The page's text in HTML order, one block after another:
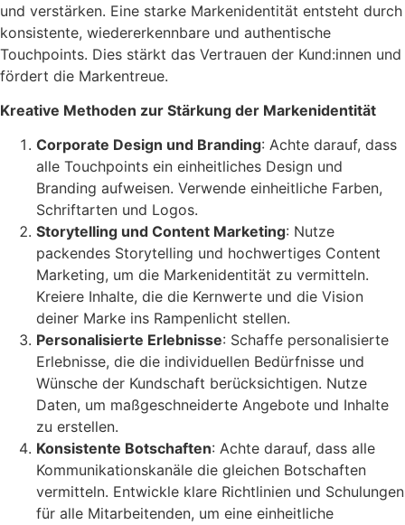
und verstärken. Eine starke Markenidentität entsteht durch
konsistente, wiedererkennbare und authentische
Touchpoints. Dies stärkt das Vertrauen der Kund:innen und
fördert die Markentreue.
Kreative Methoden zur Stärkung der Markenidentität
Corporate Design und Branding: Achte darauf, dass
alle Touchpoints ein einheitliches Design und
Branding aufweisen. Verwende einheitliche Farben,
Schriftarten und Logos.
Storytelling und Content Marketing: Nutze
packendes Storytelling und hochwertiges Content
Marketing, um die Markenidentität zu vermitteln.
Kreiere Inhalte, die die Kernwerte und die Vision
deiner Marke ins Rampenlicht stellen.
Personalisierte Erlebnisse: Schaffe personalisierte
Erlebnisse, die die individuellen Bedürfnisse und
Wünsche der Kundschaft berücksichtigen. Nutze
Daten, um maßgeschneiderte Angebote und Inhalte
zu erstellen.
Konsistente Botschaften: Achte darauf, dass alle
Kommunikationskanäle die gleichen Botschaften
vermitteln. Entwickle klare Richtlinien und Schulungen
für alle Mitarbeitenden, um eine einheitliche